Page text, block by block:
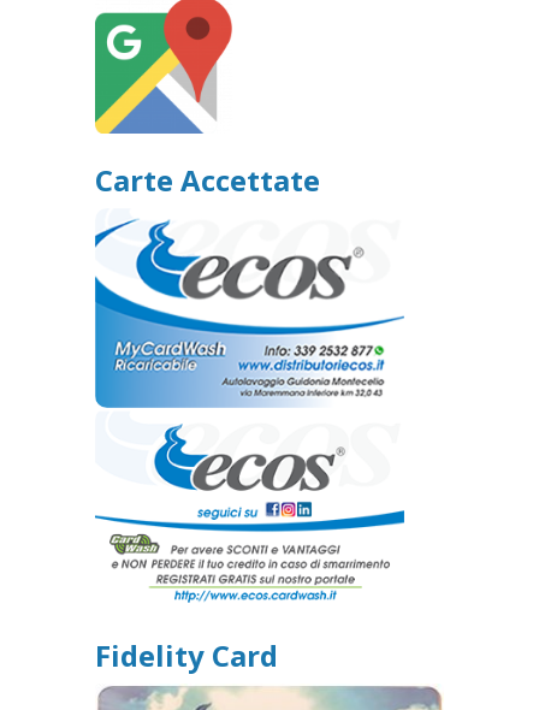
Carte Accettate
Fidelity Card